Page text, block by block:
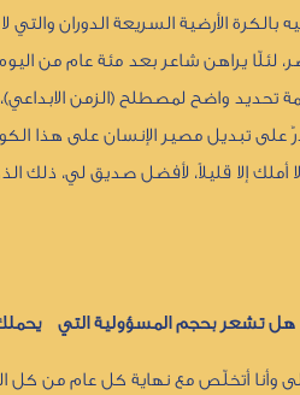
الأرضية السريعة الدوران والتي
يراهن شاعر بعد مئة عام من
واضح لمصطلح (الزمن
تبديل مصير الإنسان على هذا
إلا قليلاً، لأفضل صديق لي، ذلك
تشعر بحجم المسؤولية التي يحملك
وأنا أتخلّص مع نهاية كل عام من كل